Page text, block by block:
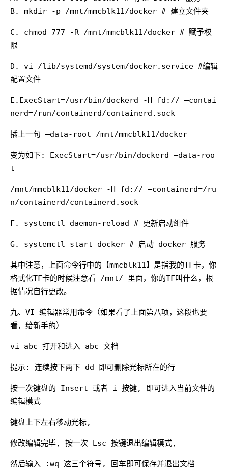
B. mkdir -p /mnt/mmcblk11/docker # 建立文件夹
C. chmod 777 -R /mnt/mmcblk11/docker # 赋予权
限
D. vi /lib/systemd/system/docker.service #编辑
配置文件
E.ExecStart=/usr/bin/dockerd -H fd:// –contai
nerd=/run/containerd/containerd.sock
插上一句 –data-root /mnt/mmcblk11/docker
变为如下: ExecStart=/usr/bin/dockerd –data-roo
t
/mnt/mmcblk11/docker -H fd:// –containerd=/ru
n/containerd/containerd.sock
F. systemctl daemon-reload # 更新启动组件
G. systemctl start docker # 启动 docker 服务
其中注意，上面命令行中的【mmcblk11】是指我的TF卡，你
格式化TF卡的时候注意看 /mnt/ 里面，你的TF叫什么，根
据情况自行更改。
九、VI 编辑器常用命令（如果看了上面第八项，这段也要
看，给新手的）
vi abc 打开和进入 abc 文档
提示: 连续按下两下 dd 即可删除光标所在的行
按一次键盘的 Insert 或者 i 按键, 即可进入当前文件的
编辑模式
键盘上下左右移动光标,
修改编辑完毕, 按一次 Esc 按键退出编辑模式,
然后输入 :wq 这三个符号, 回车即可保存并退出文档